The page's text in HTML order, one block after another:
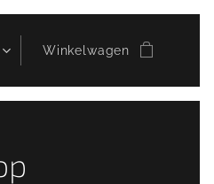
Winkelwagen